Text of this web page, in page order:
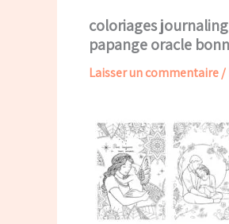
coloriages
papange oracle
Laisser un commentaire/